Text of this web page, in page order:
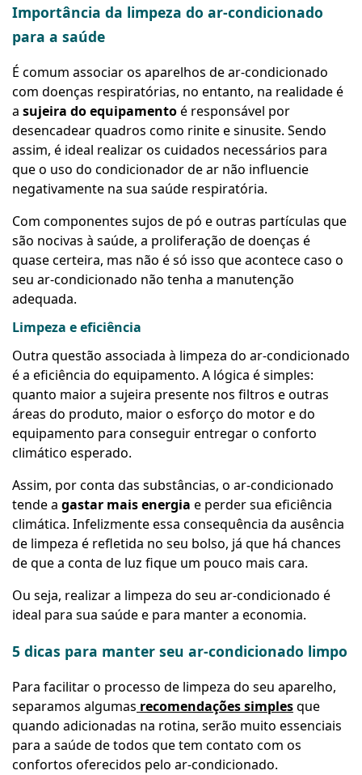
Importância da limpeza do ar-condicionado
para a saúde
É comum associar os aparelhos de ar-condicionado
com doenças respiratórias, no entanto, na realidade é
a sujeira do equipamentoé responsável por
desencadear quadros como rinite e sinusite. Sendo
assim, é ideal realizar os cuidados necessários para
que o uso do condicionador de ar não influencie
negativamente na sua saúde respiratória.
Com componentes sujos de pó e outras partículas que
são nocivas à saúde, a proliferação de doenças é
quase certeira, mas não é só isso que acontece caso o
seu ar-condicionado não tenha a manutenção
adequada.
Limpeza e eficiência
Outra questão associada à limpeza do ar-condicionado
é a eficiência do equipamento. A lógica é simples:
quanto maior a sujeira presente nos filtros e outras
áreas do produto, maior o esforço do motor e do
equipamento para conseguir entregar o conforto
climático esperado.
Assim, por conta das substâncias, o ar-condicionado
tende a gastar mais energia e perder sua eficiência
climática. Infelizmente essa consequência da ausência
de limpeza é refletida no seu bolso, já que há chances
de que a conta de luz fique um pouco mais cara.
Ou seja, realizar a limpeza do seu ar-condicionado é
ideal para sua saúde e para manter a economia.
5 dicas para manter seu ar-condicionado limpo
Para facilitar o processo de limpeza do seu aparelho,
separamos algumas recomendações simplesque
quando adicionadas na rotina, serão muito essenciais
para a saúde de todos que tem contato com os
confortos oferecidos pelo ar-condicionado.